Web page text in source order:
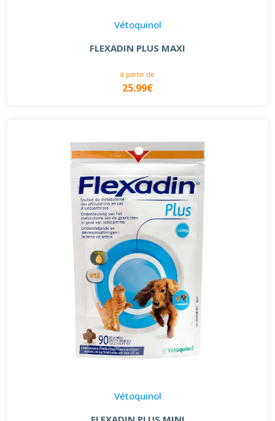
Vétoquinol
FLEXADIN PLUS MAXI
à partir de
25.99€
Vétoquinol